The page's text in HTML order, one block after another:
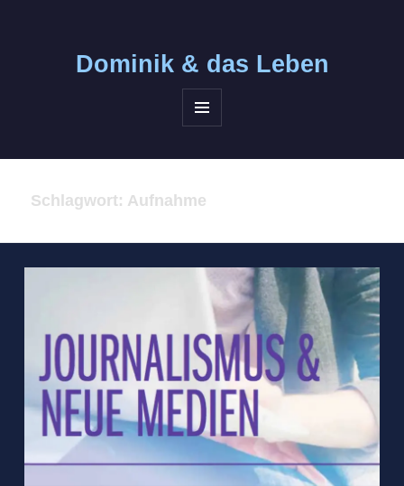
Dominik & das Leben
WIDGETS
Schlagwort: Aufnahme